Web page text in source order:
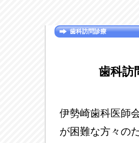
歯科訪問診療
歯科訪
伊勢崎歯科医師
が困難な方々の